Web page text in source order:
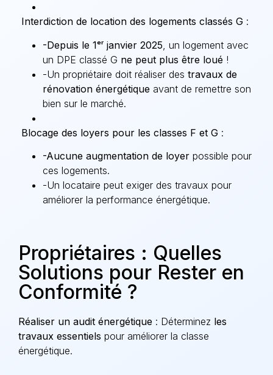
Interdiction de location des logements classés G :
-Depuis le 1ᵉʳ janvier 2025 , un logement avec
un DPE classé G ne peut plus être loué !
-Un propriétaire doit réaliser des travaux de
rénovation énergétique avant de remettre son
bien sur le marché.
Blocage des loyers pour les classes F et G :
-Aucune augmentation de loyer possible pour
ces logements.
-Un locataire peut exiger des travaux pour
améliorer la performance énergétique.
Propriétaires : Quelles
Solutions pour Rester en
Conformité ?
Réaliser un audit énergétique : Déterminez les
travaux essentiels pour améliorer la classe
énergétique.